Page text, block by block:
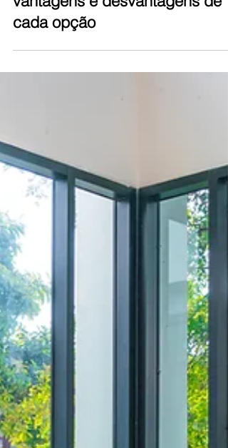
Materiais para esquadrias:
vantagens e desvantagens de
cada opção